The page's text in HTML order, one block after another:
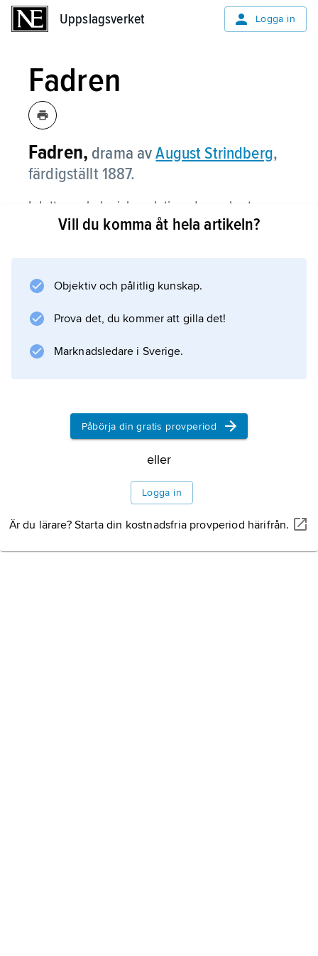
Uppslagsverket Logga in
Fadren
Fadren, drama avAugust Strindberg,
färdigställt 1887.
I detta psykologiska relationsdrama bryts
huvudpersonen, Ryttmästarn, ner av
förtvivlad avspegling av Ryttmästarns inre,
kraften bakom mannens väg mot vansinnet.
Vill du komma åt hela artikeln?
Objektiv och pålitlig kunskap.
Prova det, du kommer att gilla det!
Marknadsledare i Sverige.
Påbörja din gratis provperiod
eller
Logga in
Är du lärare? Starta din kostnadsfria provperiod härifrån.